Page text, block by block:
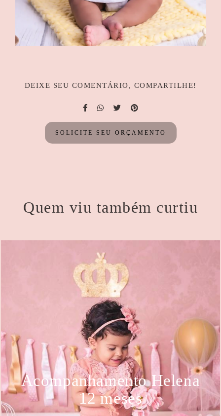
DEIXE SEU COMENTÁRIO, COMPARTILHE!
SOLICITE SEU ORÇAMENTO
Quem viu também curtiu
Acompanhamento Helena
12 meses